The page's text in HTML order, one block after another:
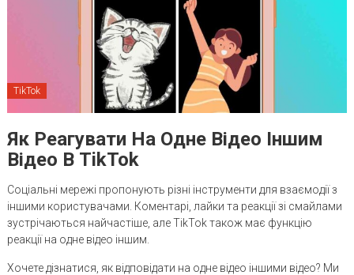
TikTok
Як Реагувати На Одне Відео Іншим
Відео В TikTok
Соціальні мережі пропонують різні інструменти для взаємодії з
іншими користувачами. Коментарі, лайки та реакції зі смайлами
зустрічаються найчастіше, але TikTok також має функцію
реакції на одне відео іншим.
Хочете дізнатися, як відповідати на одне відео іншими відео? Ми